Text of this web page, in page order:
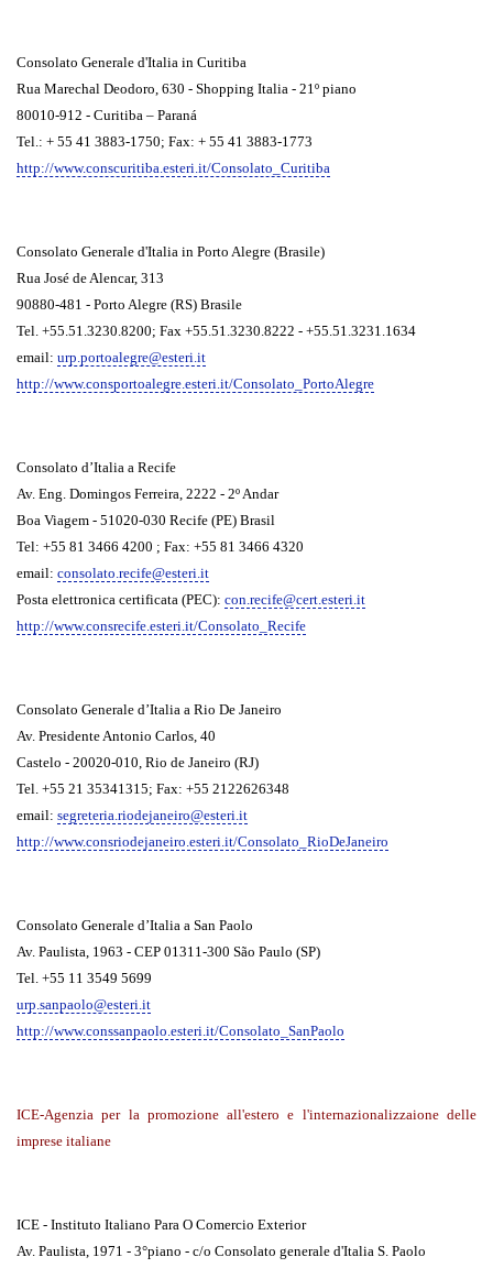
Consolato Generale d'Italia in Curitiba
Rua Marechal Deodoro, 630 - Shopping Italia - 21º piano
80010-912 - Curitiba – Paraná
Tel.: + 55 41 3883-1750; Fax: + 55 41 3883-1773
http://www.conscuritiba.esteri.it/Consolato_Curitiba
Consolato Generale d'Italia in Porto Alegre (Brasile)
Rua José de Alencar, 313
90880-481 - Porto Alegre (RS) Brasile
Tel. +55.51.3230.8200; Fax +55.51.3230.8222 - +55.51.3231.1634
email: urp.portoalegre@esteri.it
http://www.consportoalegre.esteri.it/Consolato_PortoAlegre
Consolato d’Italia a Recife
Av. Eng. Domingos Ferreira, 2222 - 2º Andar
Boa Viagem - 51020-030 Recife (PE) Brasil
Tel: +55 81 3466 4200 ; Fax: +55 81 3466 4320
email: consolato.recife@esteri.it
Posta elettronica certificata (PEC): con.recife@cert.esteri.it
http://www.consrecife.esteri.it/Consolato_Recife
Consolato Generale d’Italia a Rio De Janeiro
Av. Presidente Antonio Carlos, 40
Castelo - 20020-010, Rio de Janeiro (RJ)
Tel. +55 21 35341315; Fax: +55 2122626348
email: segreteria.riodejaneiro@esteri.it
http://www.consriodejaneiro.esteri.it/Consolato_RioDeJaneiro
Consolato Generale d’Italia a San Paolo
Av. Paulista, 1963 - CEP 01311-300 São Paulo (SP)
Tel. +55 11 3549 5699
urp.sanpaolo@esteri.it
http://www.conssanpaolo.esteri.it/Consolato_SanPaolo
ICE-Agenzia per la promozione all'estero e l'internazionalizzaione delle
imprese italiane
ICE - Instituto Italiano Para O Comercio Exterior
Av. Paulista, 1971 - 3°piano - c/o Consolato generale d'Italia S. Paolo